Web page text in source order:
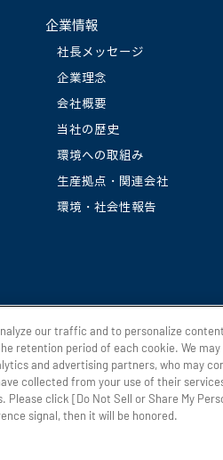
企業情報
社長メッセージ
企業理念
会社概要
当社の歴史
環境への取組み
生産拠点・関連会社
環境・社会性報告
our traffic and to personalize
retention period of each cookie. We may
and advertising partners, who may
collected from your use of their
click [Do Not Sell or Share My
signal, then it will be honored.